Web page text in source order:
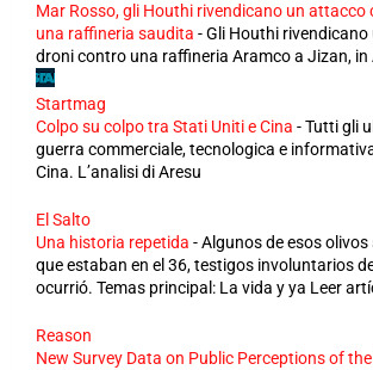
Mar Rosso, gli Houthi rivendicano un attacco
una raffineria saudita -Gli Houthi
droni contro una raffineria Aramco a Jizan, in
Startmag
Colpo su colpo tra Stati Uniti e Cina -Tutti gli
guerra commerciale, tecnologica e
Cina. L’analisi di Aresu
El Salto
Una historia repetida -Algunos de esos
que estaban en el 36, testigos involuntarios
ocurrió. Temas principal: La vida y ya Leer
Reason
New Survey Data on Public Perceptions of